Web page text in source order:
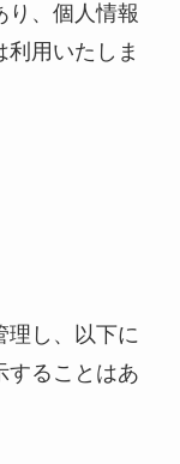
り、個人情報
用いたしま
理し、以下に
することはあ